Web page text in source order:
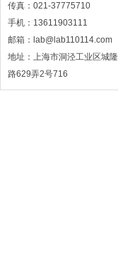
传真：021-37775710
手机：13611903111
邮箱：lab@lab110114.com
地址：上海市洞泾工业区城隆
路629弄2号716